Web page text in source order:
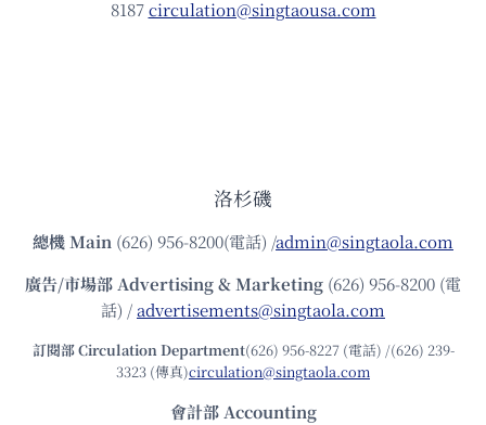
8187circulation@singtaousa.com
洛杉磯
總機Main (626) 956-8200(電話) /admin@singtaola.com
廣告/市場部Advertising & Marketing (626) 956-8200 (電
話) /advertisements@singtaola.com
訂閱部 Circulation Department(626) 956-8227 (電話) /(626) 239-
3323 (傳真)circulation@singtaola.com
會計部 Accounting